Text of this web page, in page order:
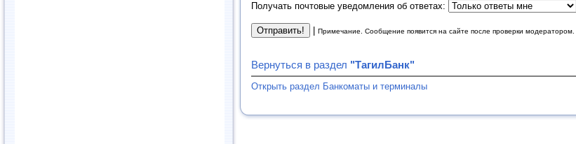
Получать почтовые уведомления об ответах:
Примечание. Сообщение появится на сайте после проверки модератором.
Вернуться в раздел "ТагилБанк"
Открыть раздел Банкоматы и терминалы